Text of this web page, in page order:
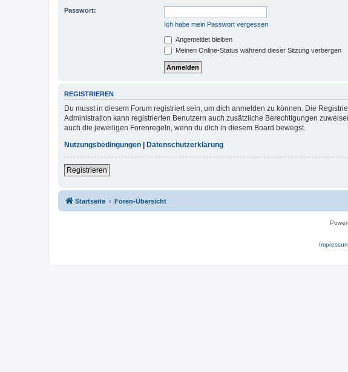
Passwort:
Ich habe mein Passwort vergessen
Angemeldet bleiben
Meinen Online-Status während dieser Sitzung verbergen
REGISTRIEREN
Du musst in diesem Forum registriert sein, um dich anmelden zu können. Die
Administration kann registrierten Benutzern auch zusätzliche Berechtigungen
auch die jeweiligen Forenregeln, wenn du dich in diesem Board bewegst.
Nutzungsbedingungen | Datenschutzerklärung
Registrieren
Startseite Foren-Übersicht